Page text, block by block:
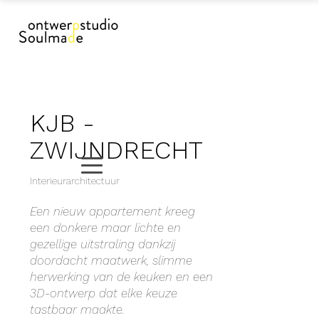
KJB -
ZWIJNDRECHT
Interieurarchitectuur
Een nieuw appartement kreeg
een donkere maar lichte en
gezellige uitstraling dankzij
doordacht maatwerk, slimme
herwerking van de keuken en een
3D-ontwerp dat elke keuze
tastbaar maakte.